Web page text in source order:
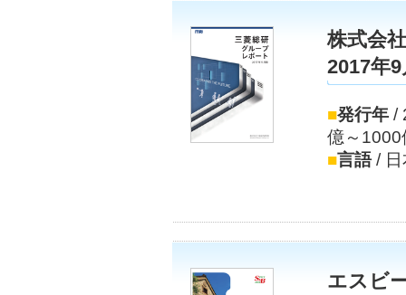
株式会
2017年
■発行年 /
億～
■言語/
エスビ